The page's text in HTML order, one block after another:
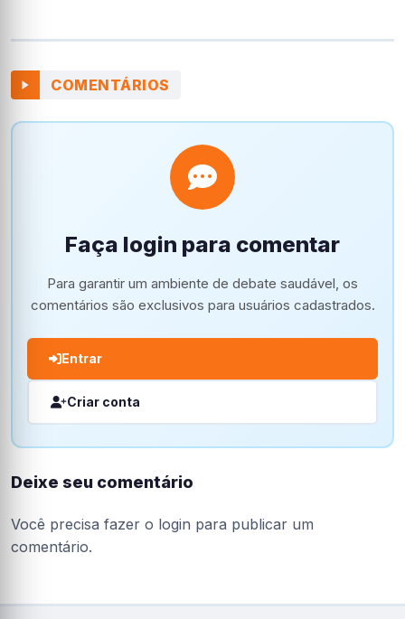
COMENTÁRIOS
Faça login para comentar
Para garantir um ambiente de debate saudável, os
comentários são exclusivos para usuários cadastrados.
Entrar
Criar conta
Deixe seu comentário
Você precisa fazer o login para publicar um
comentário.